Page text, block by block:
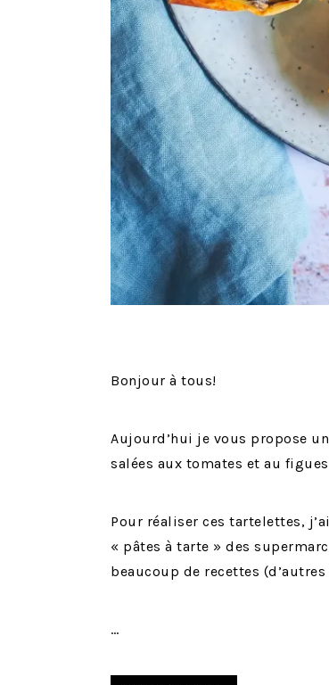
Bonjour à tous!
Aujourd’hui je vous propose
salées aux tomates et au
Pour réaliser ces tartelettes,
« pâtes à tarte » des
beaucoup de recettes
…